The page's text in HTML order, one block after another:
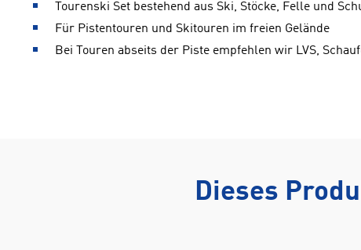
Tourenski Set bestehend aus Ski, Stöcke, Felle und
Für Pistentouren und Skitouren im freien Gelände
Bei Touren abseits der Piste empfehlen wir LVS,
Dieses